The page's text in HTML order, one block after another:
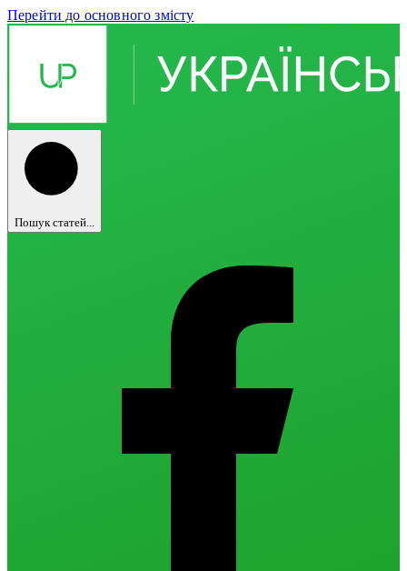
Перейти до основного змісту
Пошук статей...